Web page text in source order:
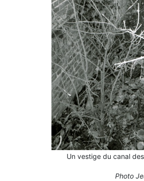
Un vestige du canal
Photo